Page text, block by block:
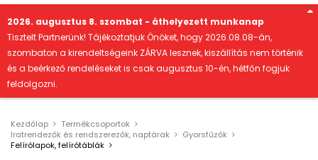
2026. augusztus 8. szombat - áthelyezett munkanap
Tisztelt Partnerünk! Tájékoztatjuk Önöket, hogy 2026.08.08-án,
szombaton a kirendeltségeink ZÁRVA lesznek, kiszállítás nem történik
és a beérkező rendeléseket is csak augusztus 10-én, hétfőn fogjuk
feldolgozni.
Kezdőlap
Termékcsoportok
Iratrendezők és rendszerezők, naptárak
Gyorsfűzők
Felírólapok, felírótáblák